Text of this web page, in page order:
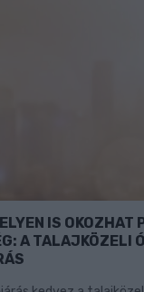
IS OKOZHAT
A TALAJKÖZELI